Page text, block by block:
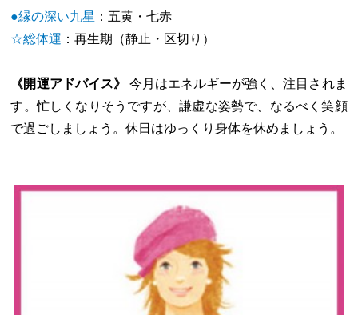
●縁の深い九星 ：五黄・七赤
☆総体運 ：再生期（静止・区切り）
《開運アドバイス》
今月はエネルギーが強く、注目されま
す。忙しくなりそうですが、謙虚な姿勢で、なるべく笑顔
で過ごしましょう。休日はゆっくり身体を休めましょう。